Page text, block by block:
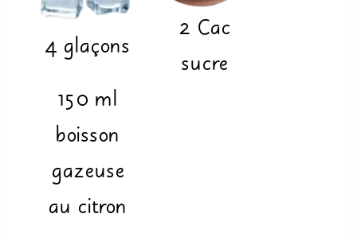
4 glaçons
2 Cac
sucre
150 ml
boisson
gazeuse
au citron